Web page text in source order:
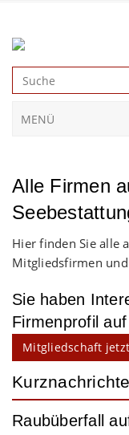
MENÜ
Alle Firmen
Hier finden Sie alle
Mitgliedsfirmen
Sie haben
Firmenprofil
Mitgliedschaft
Raubüberfall